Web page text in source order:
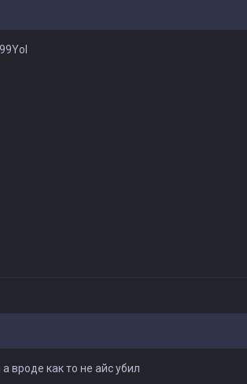
вроде как то не айс убил